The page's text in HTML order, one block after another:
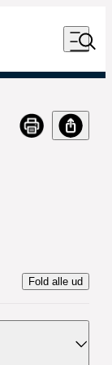
Åben
Udfør søgning
Fold alle ud